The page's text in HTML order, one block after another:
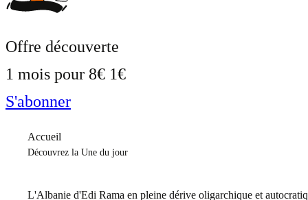
Offre découverte
1 mois pour 8€ 1€
S'abonner
Accueil
Découvrez la Une du jour
L'Albanie d'Edi Rama en pleine dérive oligarchique et